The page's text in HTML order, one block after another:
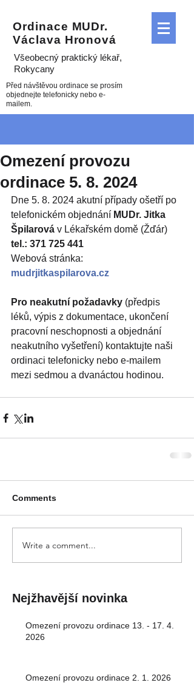
Ordinace MUDr.
Václava Hronová
Všeobecný praktický lékař,
Rokycany
Před návštěvou ordinace se prosím
objednejte telefonicky nebo e-
mailem.
Omezení provozu
ordinace 5. 8. 2024
Dne 5. 8. 2024 akutní případy ošetří po
telefonickém objednání MUDr. Jitka
Špilarová v Lékařském domě (Žďár)
tel.: 371 725 441
Webová stránka:
mudrjitkaspilarova.cz
Pro neakutní požadavky (předpis
léků, výpis z dokumentace, ukončení
pracovní neschopnosti a objednání
neakutního vyšetření) kontaktujte naši
ordinaci telefonicky nebo e-mailem
mezi sedmou a dvanáctou hodinou.
Comments
Write a comment...
Nejžhavější novinka
Omezení provozu ordinace 13. - 17. 4.
2026
Omezení provozu ordinace 2. 1. 2026